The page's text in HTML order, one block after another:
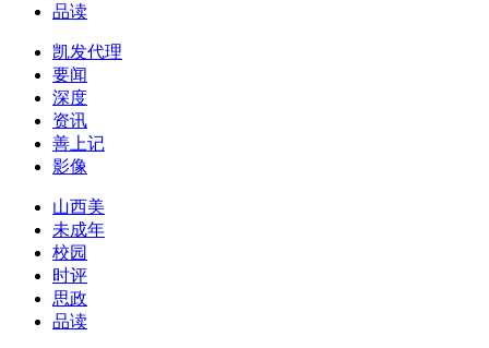
品读
凯发代理
要闻
深度
资讯
善上记
影像
山西美
未成年
校园
时评
思政
品读